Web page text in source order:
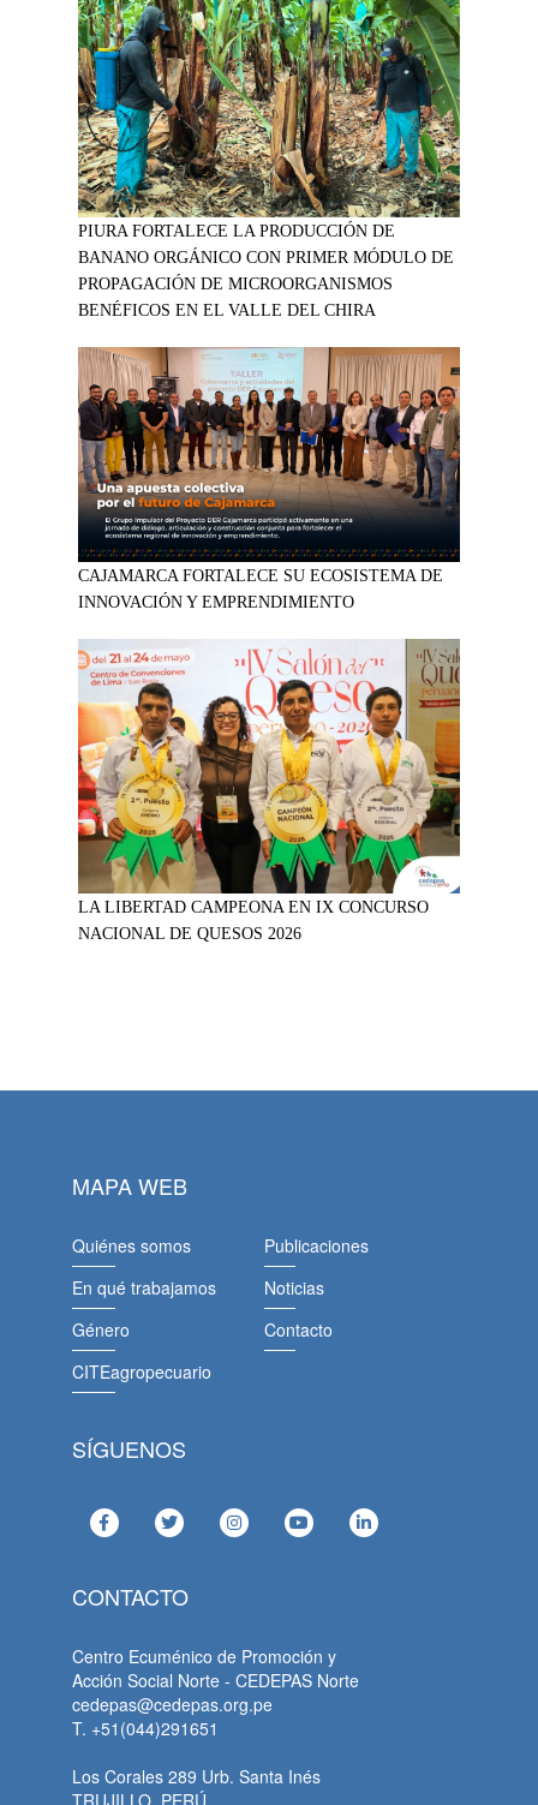
PIURA FORTALECE LA PRODUCCIÓN DE
BANANO ORGÁNICO CON PRIMER MÓDULO DE
PROPAGACIÓN DE MICROORGANISMOS
BENÉFICOS EN EL VALLE DEL CHIRA
CAJAMARCA FORTALECE SU ECOSISTEMA DE
INNOVACIÓN Y EMPRENDIMIENTO
LA LIBERTAD CAMPEONA EN IX CONCURSO
NACIONAL DE QUESOS 2026
MAPA WEB
Quiénes somos
En qué trabajamos
Género
CITEagropecuario
Publicaciones
Noticias
Contacto
SÍGUENOS
CONTACTO
Centro Ecuménico de Promoción y
Acción Social Norte - CEDEPAS Norte
cedepas@cedepas.org.pe
T. +51(044)291651
Los Corales 289 Urb. Santa Inés
TRUJILLO, PERÚ.